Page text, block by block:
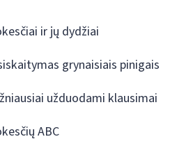
ir jų dydžiai
grynaisiais pinigais
užduodami klausimai
ABC